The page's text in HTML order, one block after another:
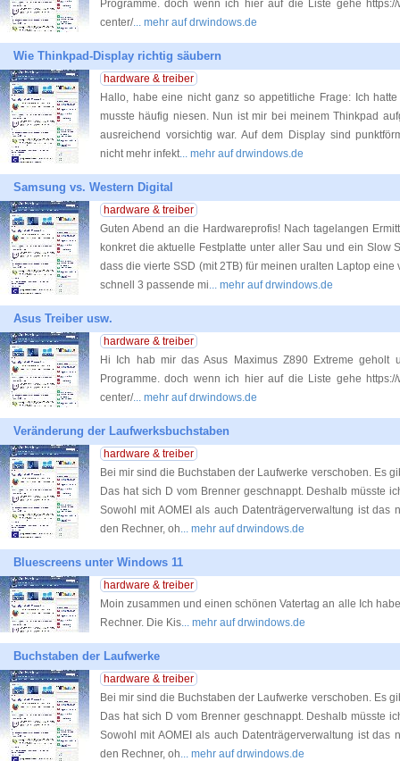
Programme. doch wenn ich hier auf die Liste gehe https://
center/... mehr auf drwindows.de
Wie Thinkpad-Display richtig säubern
hardware & treiber
Hallo, habe eine nicht ganz so appetitliche Frage: Ich
musste häufig niesen. Nun ist mir bei meinem Thinkpad
ausreichend vorsichtig war. Auf dem Display sind
nicht mehr infekt... mehr auf drwindows.de
Samsung vs. Western Digital
hardware & treiber
Guten Abend an die Hardwareprofis! Nach tagelangen
konkret die aktuelle Festplatte unter aller Sau und ein Slow
dass die vierte SSD (mit 2TB) für meinen uralten Laptop
schnell 3 passende mi... mehr auf drwindows.de
Asus Treiber usw.
hardware & treiber
Hi Ich hab mir das Asus Maximus Z890 Extreme geholt
Programme. doch wenn ich hier auf die Liste gehe https://
center/... mehr auf drwindows.de
Veränderung der Laufwerksbuchstaben
hardware & treiber
Bei mir sind die Buchstaben der Laufwerke verschoben. Es
Das hat sich D vom Brenner geschnappt. Deshalb müsste
Sowohl mit AOMEI als auch Datenträgerverwaltung ist das
den Rechner, oh... mehr auf drwindows.de
Bluescreens unter Windows 11
hardware & treiber
Moin zusammen und einen schönen Vatertag an alle Ich
Rechner. Die Kis... mehr auf drwindows.de
Buchstaben der Laufwerke
hardware & treiber
Bei mir sind die Buchstaben der Laufwerke verschoben. Es
Das hat sich D vom Brenner geschnappt. Deshalb müsste
Sowohl mit AOMEI als auch Datenträgerverwaltung ist das
den Rechner, oh... mehr auf drwindows.de